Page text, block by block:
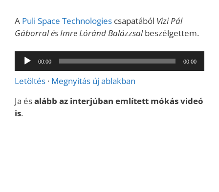
A Puli Space Technologies csapatából Vizi Pál
Gáborral és Imre Lóránd Balázzsalbeszélgettem.
Audió
lejátszó
00:00 00:00
Letöltés · Megnyitás új ablakban
Ja ésalább az interjúban említett mókás videó
is.